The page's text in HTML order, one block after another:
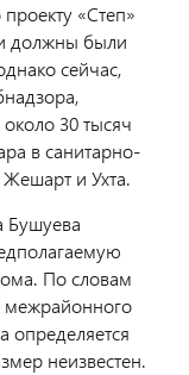
«Степ»
должны были
сейчас,
30 тысяч
в санитарно-
и Ухта.
Бушуева
По словам
межрайонного
определяется
неизвестен.